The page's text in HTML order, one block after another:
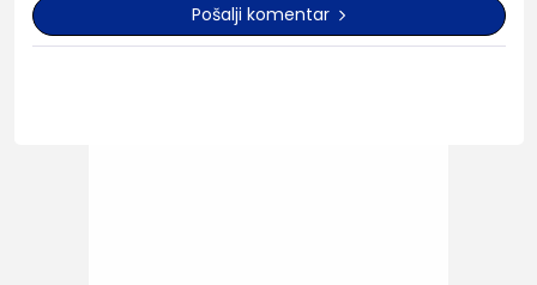
Pošalji komentar